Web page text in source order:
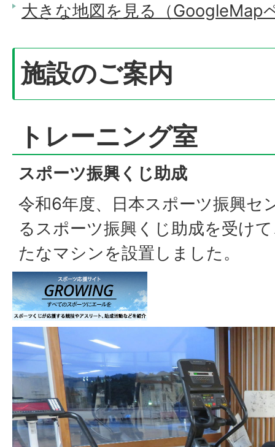
大きな地図を見る（GoogleMap
施設のご案内
トレーニング室
スポーツ振興くじ助成
令和6年度、日本スポーツ振興セ
るスポーツ振興くじ助成を受け
たなマシンを設置しました。